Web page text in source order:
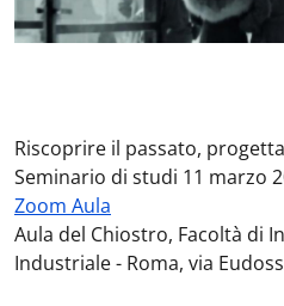
Riscoprire il passato,
Seminario di studi 11 marzo
Zoom Aula
Aula del Chiostro, Facoltà di
Industriale - Roma, via